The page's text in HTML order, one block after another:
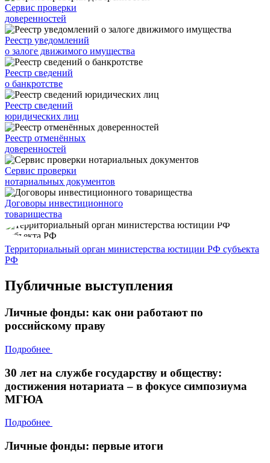
Сервис проверки
доверенностей
Реестр уведомлений
о залоге движимого имущества
Реестр сведений
о банкротстве
Реестр сведений
юридических лиц
Реестр отменённых
доверенностей
Сервис проверки
нотариальных документов
Договоры инвестиционного
товарищества
Территориальный орган министерства юстиции РФ субъекта
РФ
Публичные выступления
Личные фонды: как они работают по
российскому праву
Подробнее
30 лет на службе государству и обществу:
достижения нотариата – в фокусе симпозиума
МГЮА
Подробнее
Личные фонды: первые итоги